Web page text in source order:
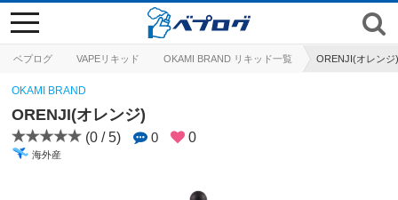
ベプログ VAPEリキッド OKAMI BRAND リキッド一覧 ORENJI(オレンジ)
toggle
navigation
OKAMI BRAND
ORENJI(オレンジ)
(0 / 5) 0 0
海外産